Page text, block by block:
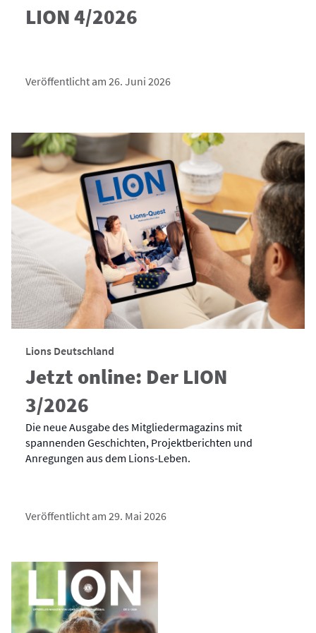
LION 4/2026
Veröffentlicht am 26. Juni 2026
Lions Deutschland
Jetzt online: Der LION
3/2026
Die neue Ausgabe des Mitgliedermagazins mit
spannenden Geschichten, Projektberichten und
Anregungen aus dem Lions-Leben.
Veröffentlicht am 29. Mai 2026